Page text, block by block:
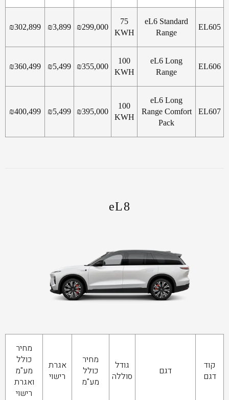
EL605
eL6 Standard
Range
75
KWH
₪299,000
₪3,899
₪302,899
EL606
eL6 Long
Range
100
KWH
₪355,000
₪5,499
₪360,499
EL607
eL6 Long
Range Comfort
Pack
100
KWH
₪395,000
₪5,499
₪400,499
eL8
קוד
דגם
דגם
גודל
סוללה
מחיר
כולל
מע"מ
אגרת
רישוי
מחיר
כולל
מע"מ
ואגרת
רישוי